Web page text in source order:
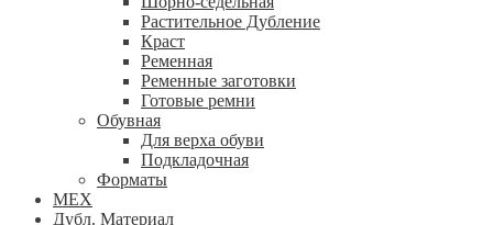
Растительное Дубление
Краст
Ременная
Ременные заготовки
Готовые ремни
Обувная
Для верха обуви
Подкладочная
Форматы
МЕХ
Дубл. Материал